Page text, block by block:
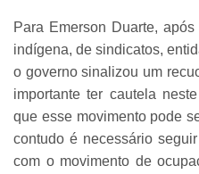
Para Emerson Duarte,
indígena, de sindicatos,
o governo sinalizou um
importante ter cautela
que esse movimento pode
contudo é necessário
com o movimento de